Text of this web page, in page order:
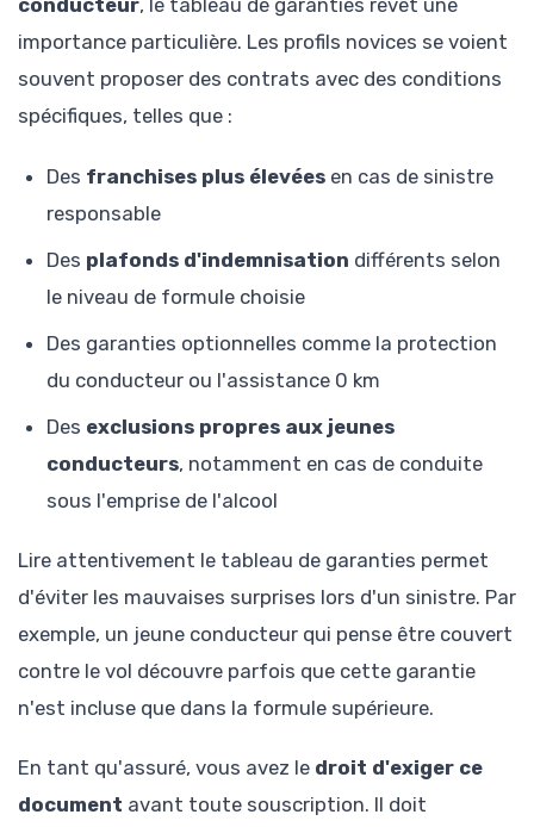
conducteur, le tableau de garanties revêt une
importance particulière. Les profils novices se voient
souvent proposer des contrats avec des conditions
spécifiques, telles que :
Des franchises plus élevées en cas de sinistre
responsable
Des plafonds d'indemnisation différents selon
le niveau de formule choisie
Des garanties optionnelles comme la protection
du conducteur ou l'assistance 0 km
Des exclusions propres aux jeunes
conducteurs, notamment en cas de conduite
sous l'emprise de l'alcool
Lire attentivement le tableau de garanties permet
d'éviter les mauvaises surprises lors d'un sinistre. Par
exemple, un jeune conducteur qui pense être couvert
contre le vol découvre parfois que cette garantie
n'est incluse que dans la formule supérieure.
En tant qu'assuré, vous avez le droit d'exiger ce
document avant toute souscription. Il doit